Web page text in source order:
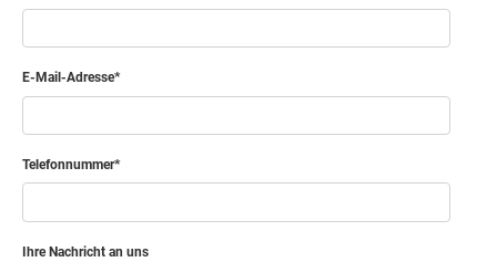
E-Mail-Adresse
Telefonnummer
Ihre Nachricht an uns